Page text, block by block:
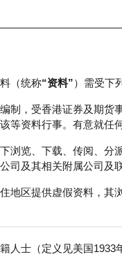
市场统计 正股数据及
（统称“资料”）需受下
制，受香港证券及期货
等资料行事。有意就
浏览、下载、传阅、
司及其相关附属公司及
地区提供虚假资料，
人士（定义见美国